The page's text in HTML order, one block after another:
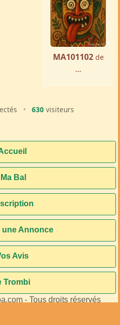
MA101102 de
...
• 630 visiteurs
Bal
Annonce
Avis
Trombi
- Tous droits réservés